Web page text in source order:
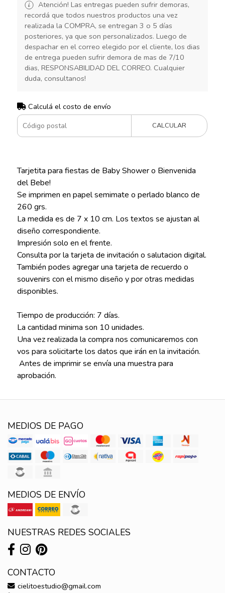
Atención! Las entregas pueden sufrir demoras,
recordá que todos nuestros productos una vez
realizada la COMPRA, se entregan 3 o 5 días
posteriores, ya que son personalizados. Luego de
despachar en el correo elegido por el cliente, los dias
de entrega pueden sufrir demora de mas de 7/10
dias, RESPONSABILIDAD DEL CORREO. Cualquier
duda, consultanos!
Calculá el costo de envío
CALCULAR
Tarjetita para fiestas de Baby Shower o Bienvenida
del Bebe!
Se imprimen en papel semimate o perlado blanco de
260 grs.
La medida es de 7 x 10 cm. Los textos se ajustan al
diseño correspondiente.
Impresión solo en el frente.
Consulta por la tarjeta de invitación o salutacion digital.
También podes agregar una tarjeta de recuerdo o
souvenirs con el mismo diseño y por otras medidas
disponibles.
Tiempo de producción: 7 días.
La cantidad minima son 10 unidades.
Una vez realizada la compra nos comunicaremos con
vos para solicitarte los datos que irán en la invitación.
Antes de imprimir se envía una muestra para
aprobación.
MEDIOS DE PAGO
MEDIOS DE ENVÍO
NUESTRAS REDES SOCIALES
CONTACTO
cielitoestudio@gmail.com